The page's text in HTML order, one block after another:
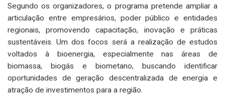
Segundo os organizadores, o programa pretende ampliar a
articulação entre empresários, poder público e entidades
regionais, promovendo capacitação, inovação e práticas
sustentáveis. Um dos focos será a realização de estudos
voltados à bioenergia, especialmente nas áreas de
biomassa, biogás e biometano, buscando identificar
oportunidades de geração descentralizada de energia e
atração de investimentos para a região.